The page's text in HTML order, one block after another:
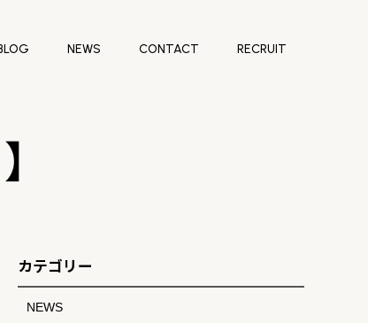
NEWS CONTACT RECRUIT
カテゴリー
NEWS